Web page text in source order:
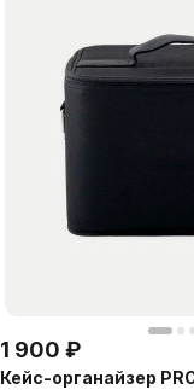
1 900 ₽
Кейс-органайзер